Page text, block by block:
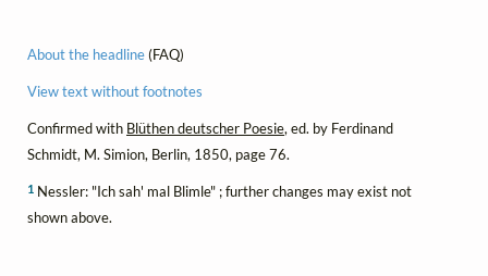
About the headline(FAQ)
View text without footnotes
Confirmed with Blüthen deutscher Poesie, ed. by Ferdinand
Schmidt, M. Simion, Berlin, 1850, page 76.
1 Nessler: "Ich sah' mal Blimle" ; further changes may exist not
shown above.